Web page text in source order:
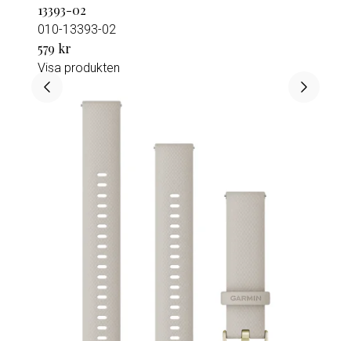
13393-02
010-13393-02
579 kr
Visa produkten